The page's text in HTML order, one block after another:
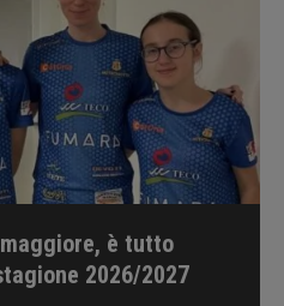
è tutto
2026/2027